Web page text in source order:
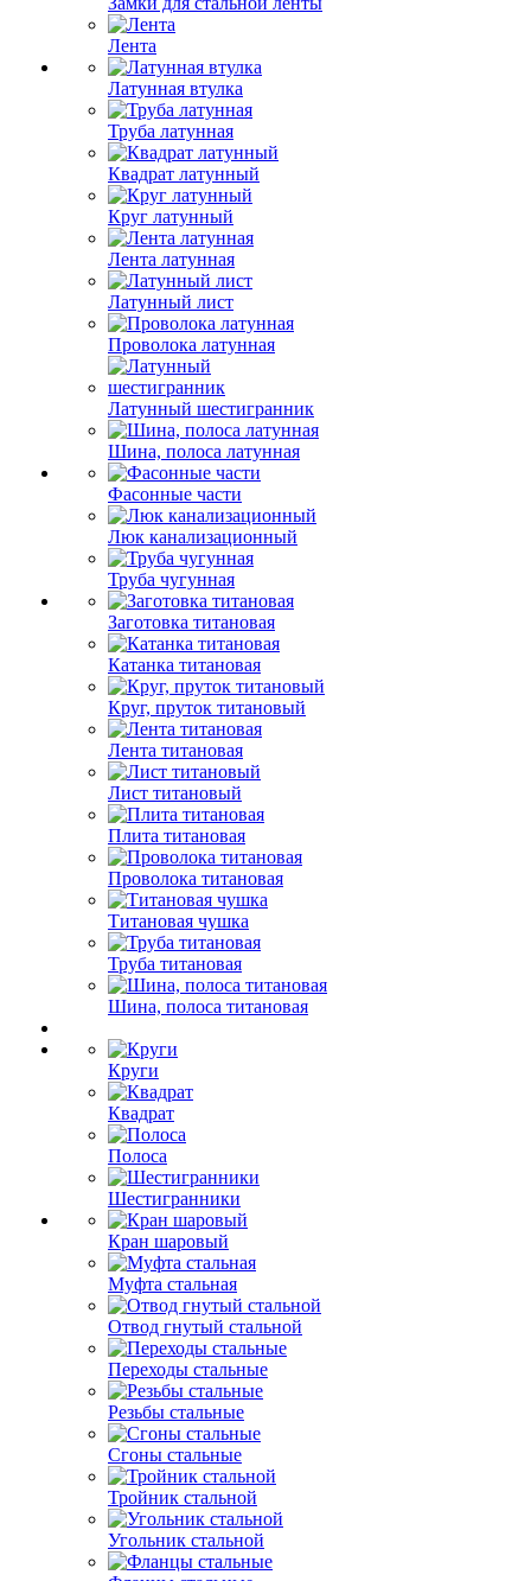
Лента
Латунная втулка
Труба латунная
Квадрат латунный
Круг латунный
Лента латунная
Латунный лист
Проволока латунная
Латунный шестигранник
Шина, полоса латунная
Фасонные части
Люк канализационный
Труба чугунная
Заготовка титановая
Катанка титановая
Круг, пруток титановый
Лента титановая
Лист титановый
Плита титановая
Проволока титановая
Титановая чушка
Труба титановая
Шина, полоса титановая
Круги
Квадрат
Полоса
Шестигранники
Кран шаровый
Муфта стальная
Отвод гнутый стальной
Переходы стальные
Резьбы стальные
Сгоны стальные
Тройник стальной
Угольник стальной